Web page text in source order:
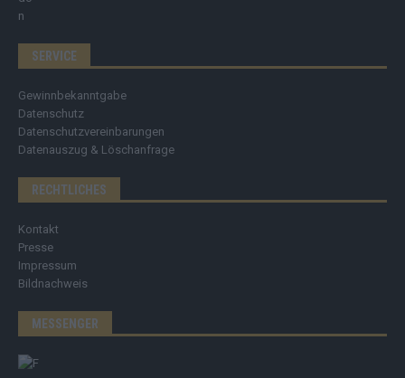
SERVICE
Gewinnbekanntgabe
Datenschutz
Datenschutzvereinbarungen
Datenauszug & Löschanfrage
RECHTLICHES
Kontakt
Presse
Impressum
Bildnachweis
MESSENGER